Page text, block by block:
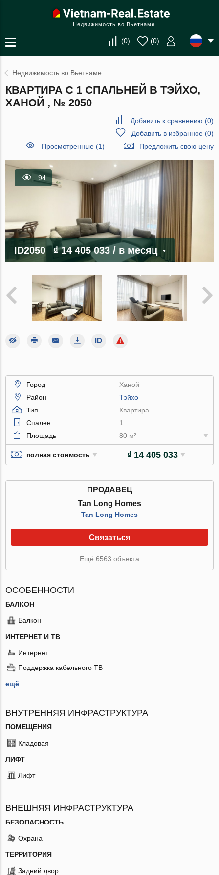
Недвижимость во Вьетнаме
(0) (0)
Недвижимость во Вьетнаме
КВАРТИРА С 1 СПАЛЬНЕЙ В ТЭЙХО,
ХАНОЙ , № 2050
Добавить к сравнению (0)
Добавить в избранное(0)
Просмотренные (1)
Предложить свою цену
94
ID2050 ₫ 14 405 033/ в месяц
Город
Ханой
Район
Тэйхо
Тип
Квартира
Спален
1
Площадь
80 м²
полная стоимость ₫ 14 405 033
ПРОДАВЕЦ
Tan Long Homes
Tan Long Homes
Связаться
Ещё 6563 объекта
ОСОБЕННОСТИ
БАЛКОН
Балкон
ИНТЕРНЕТ И ТВ
Интернет
Поддержка кабельного ТВ
ещё
ВНУТРЕННЯЯ ИНФРАСТРУКТУРА
ПОМЕЩЕНИЯ
Кладовая
ЛИФТ
Лифт
ВНЕШНЯЯ ИНФРАСТРУКТУРА
БЕЗОПАСНОСТЬ
Охрана
ТЕРРИТОРИЯ
Задний двор